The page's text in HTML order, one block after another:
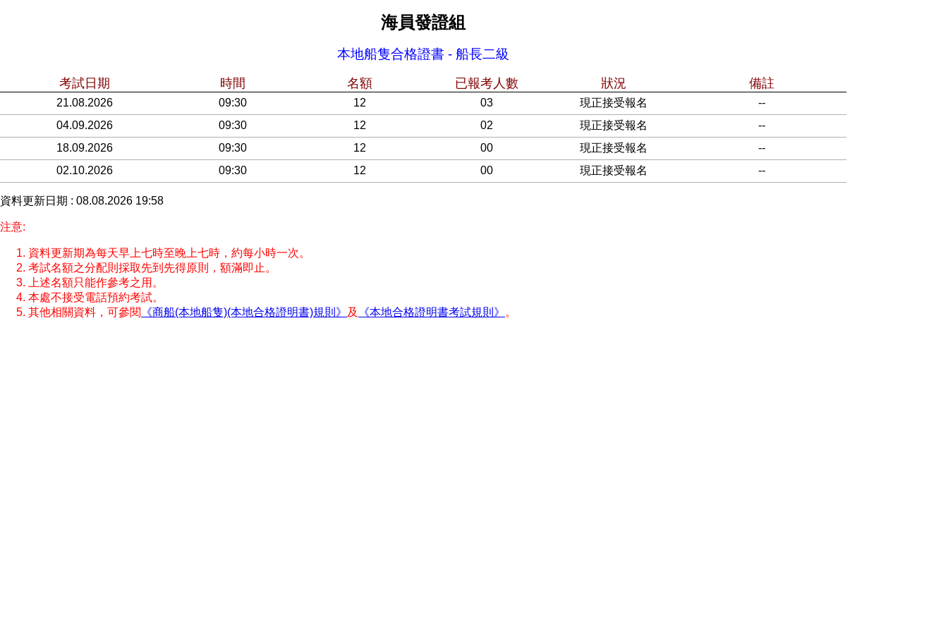
海員發證組
本地船隻合格證書 - 船長二級
考試日期 時間 名額 已報考人數 狀況 備註
21.08.2026 09:30 12 03 現正接受報名
--
04.09.2026
09:30 12 02 現正接受報名
--
18.09.2026
09:30 12 00 現正接受報名
--
02.10.2026
09:30 12 00 現正接受報名 --
資料更新日期 : 08.08.2026 19:58
注意:
資料更新期為每天早上七時至晚上七時，約每小時一次。
考試名額之分配則採取先到先得原則，額滿即止。
上述名額只能作參考之用。
本處不接受電話預約考試。
其他相關資料，可參閱
《商船(本地船隻)(本地合格證明書)規則》 及 《本地合格證明書考試規則》 。